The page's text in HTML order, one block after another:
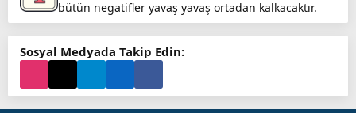
bütün negatifler yavaş yavaş ortadan kalkacaktır.
Sosyal Medyada Takip Edin: